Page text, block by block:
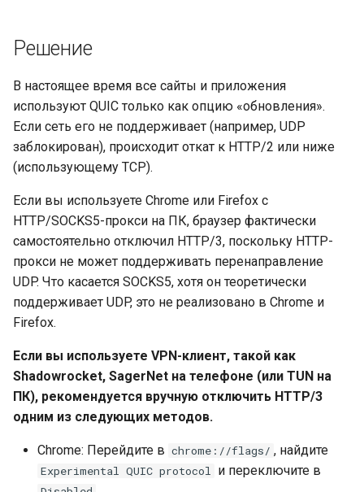
Решение
В настоящее время все сайты и приложения
используют QUIC только как опцию «обновления».
Если сеть его не поддерживает (например, UDP
заблокирован), происходит откат к HTTP/2 или ниже
(использующему TCP).
Если вы используете Chrome или Firefox с
HTTP/SOCKS5-прокси на ПК, браузер фактически
самостоятельно отключил HTTP/3, поскольку HTTP-
прокси не может поддерживать перенаправление
UDP. Что касается SOCKS5, хотя он теоретически
поддерживает UDP, это не реализовано в Chrome и
Firefox.
Если вы используете VPN-клиент, такой как
Shadowrocket, SagerNet на телефоне (или TUN на
ПК), рекомендуется вручную отключить HTTP/3
одним из следующих методов.
Chrome: Перейдите в chrome://flags/ , найдите
Experimental QUIC protocol и переключите в